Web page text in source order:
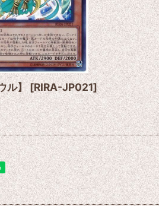
ル】 [RIRA-JP021]